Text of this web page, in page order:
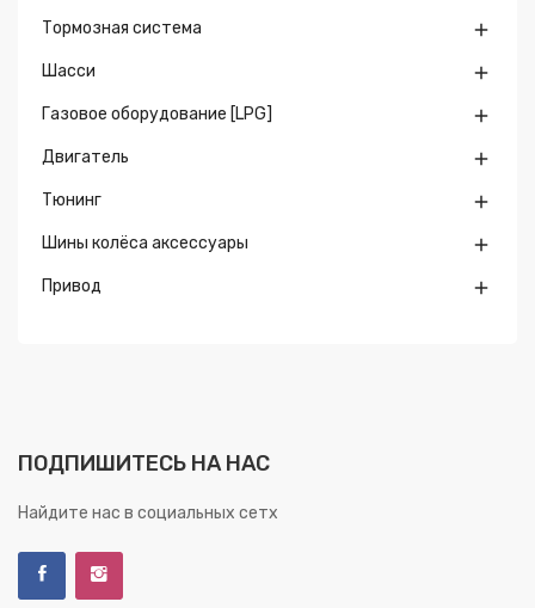
Тормозная система 
Шасси 
Газовое оборудование [LPG] 
Двигатель 
Тюнинг 
Шины колёса аксессуары 
Привод 
ПОДПИШИТЕСЬ НА НАС
Найдите нас в социальных сетх